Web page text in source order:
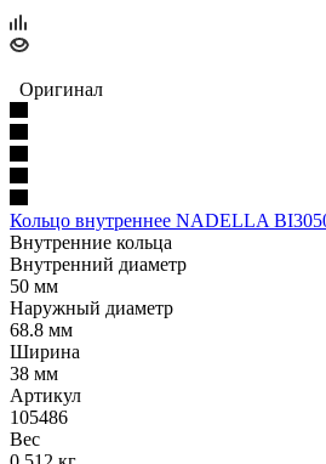
Оригинал
Кольцо внутреннее NADELLA
Внутренние кольца
Внутренний диаметр
50 мм
Наружный диаметр
68.8 мм
Ширина
38 мм
Артикул
105486
Вес